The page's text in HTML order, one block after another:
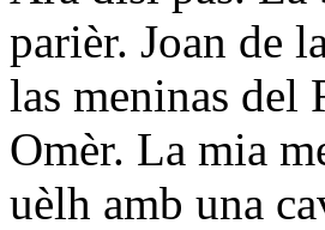
parièr. Joan de
las meninas del
Omèr. La mia
uèlh amb una